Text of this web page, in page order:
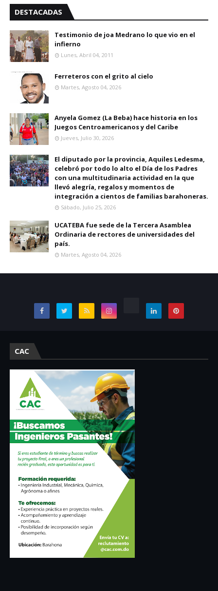
DESTACADAS
Testimonio de joa Medrano lo que vio en el
infierno
Lunes, Abril 04, 2011
Ferreteros con el grito al cielo
Martes, Agosto 04, 2026
Anyela Gomez (La Beba) hace historia en los
Juegos Centroamericanos y del Caribe
Jueves, Julio 30, 2026
El diputado por la provincia, Aquiles Ledesma,
celebró por todo lo alto el Día de los Padres
con una multitudinaria actividad en la que
llevó alegría, regalos y momentos de
integración a cientos de familias barahoneras.
Sábado, Julio 25, 2026
UCATEBA fue sede de la Tercera Asamblea
Ordinaria de rectores de universidades del
país.
Martes, Agosto 04, 2026
CAC